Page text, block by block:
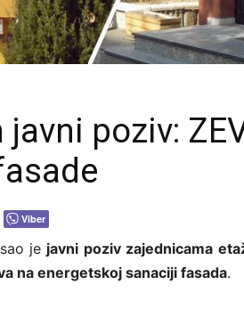
javni poziv:
Viber
je javni poziv zajednicama
na energetskoj sanaciji fasada.